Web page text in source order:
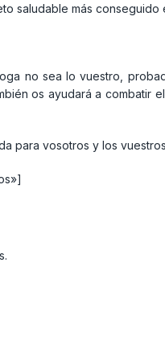
saludable más conseguido
no sea lo vuestro,
os ayudará a combatir
para vosotros y los